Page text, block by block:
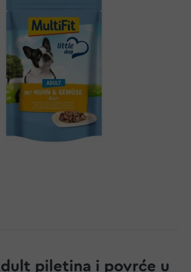
piletina i povrće u